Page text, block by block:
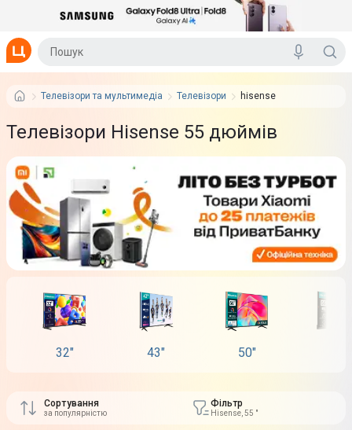
Телевізори та мультимедіа Телевізори hisense
Телевізори Hisense 55 дюймів
32" 43" 50"
Сортування
за популярністю
Фільтр
Hisense, 55 "